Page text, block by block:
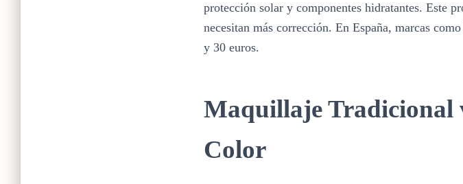
protección solar y componentes hidratantes. Este
necesitan más corrección. En España, marcas
y 30 euros.
Maquillaje Tradicional
Color